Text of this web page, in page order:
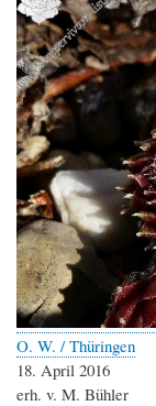
O. W. / Thüringen
18. April 2016
erh. v. M. Bühler